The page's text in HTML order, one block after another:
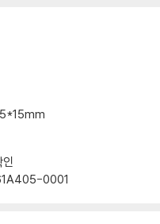
인
0001